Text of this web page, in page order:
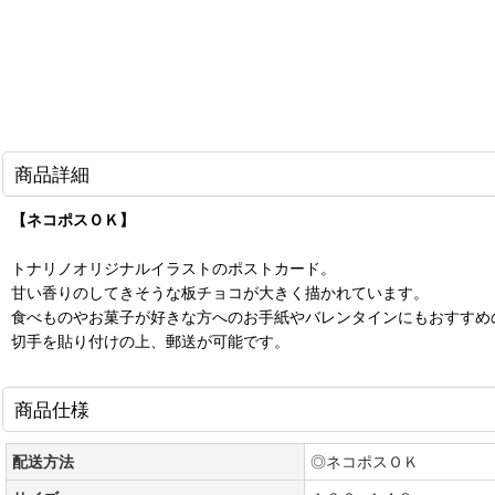
商品詳細
【ネコポスＯＫ】
トナリノオリジナルイラストのポストカード。
甘い香りのしてきそうな板チョコが大きく描かれています。
食べものやお菓子が好きな方へのお手紙やバレンタインにもおすす
切手を貼り付けの上、郵送が可能です。
商品仕様
配送方法
◎ネコポスＯＫ